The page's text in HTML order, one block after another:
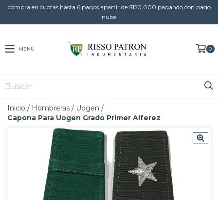
compra en cuotas hasta 6 pagos apartir de $150.000 pagando con pago
nube
MENÚ 0
Inicio / Hombreras / Uogen /
Capona Para Uogen Grado Primer Alferez